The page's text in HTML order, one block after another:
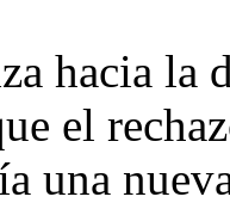
hacia
el
una